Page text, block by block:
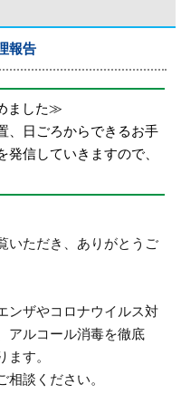
報告
ました≫
、日ごろからできるお手
信していきますので、
いただき、ありがとうご
ンザやコロナウイルス対
アルコール消毒を徹底
ます。
談ください。